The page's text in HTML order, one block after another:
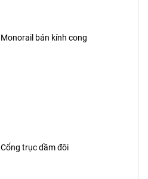
Monorail bán kính cong
Cổng trục dầm đôi